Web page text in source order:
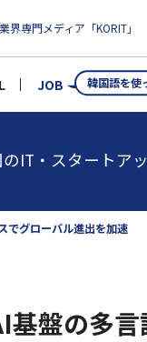
専門メディア「KORIT」
JOB 韓国語を使
IT・スタートア
グローバル進出を加速
盤の多言